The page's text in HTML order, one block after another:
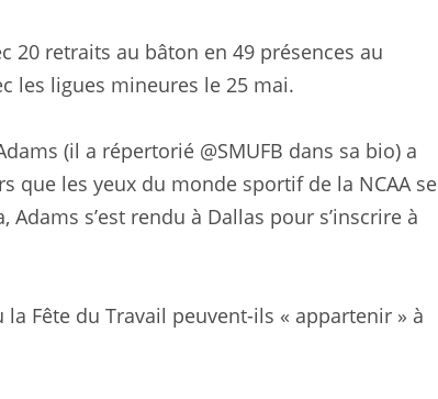
20 retraits au bâton en 49 présences au
les ligues mineures le 25 mai.
(il a répertorié @SMUFB dans sa bio) a
que les yeux du monde sportif de la NCAA se
s’est rendu à Dallas pour s’inscrire à
la Fête du Travail peuvent-ils « appartenir » à